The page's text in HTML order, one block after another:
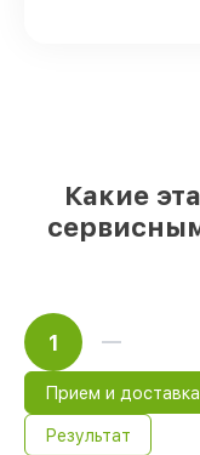
Если
вине,
Срок
При
Какие
1
Прием и доставка
Результат